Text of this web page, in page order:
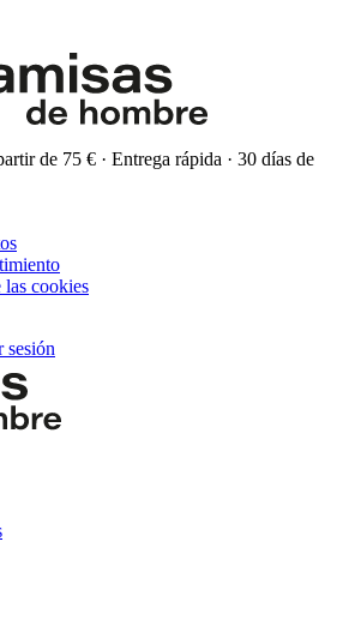
de 75 € · Entrega rápida · 30 días de
cookies
sesión